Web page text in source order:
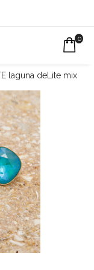
0
laguna deLite mix